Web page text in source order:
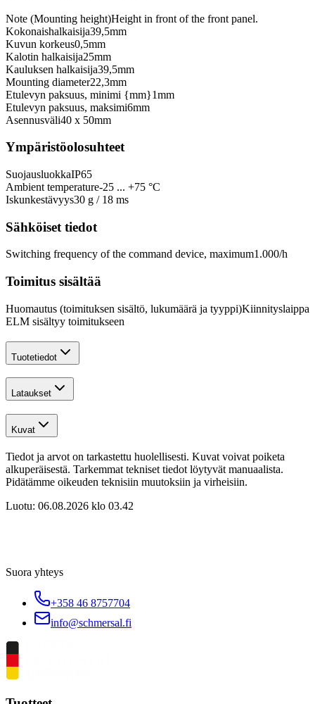
Note (Mounting height)Height in front of the front panel.
Kokonaishalkaisija39,5mm
Kuvun korkeus0,5mm
Kalotin halkaisija25mm
Kauluksen halkaisija39,5mm
Mounting diameter22,3mm
Etulevyn paksuus, minimi {mm}1mm
Etulevyn paksuus, maksimi6mm
Asennusväli40 x 50mm
Ympäristöolosuhteet
SuojausluokkaIP65
Ambient temperature-25 ... +75 °C
Iskunkestävyys30 g / 18 ms
Sähköiset tiedot
Switching frequency of the command device, maximum1.000/h
Toimitus sisältää
Huomautus (toimituksen sisältö, lukumäärä ja tyyppi)Kiinnityslaippa
ELM sisältyy toimitukseen
Tuotetiedot
Lataukset
Kuvat
Tiedot ja arvot on tarkastettu huolellisesti. Kuvat voivat poiketa
alkuperäisestä. Tarkemmat tekniset tiedot löytyvät manuaalista.
Pidätämme oikeuden teknisiin muutoksiin ja virheisiin.
Luotu: 06.08.2026 klo 03.42
Suora yhteys
+358 46 8757704
info@schmersal.fi